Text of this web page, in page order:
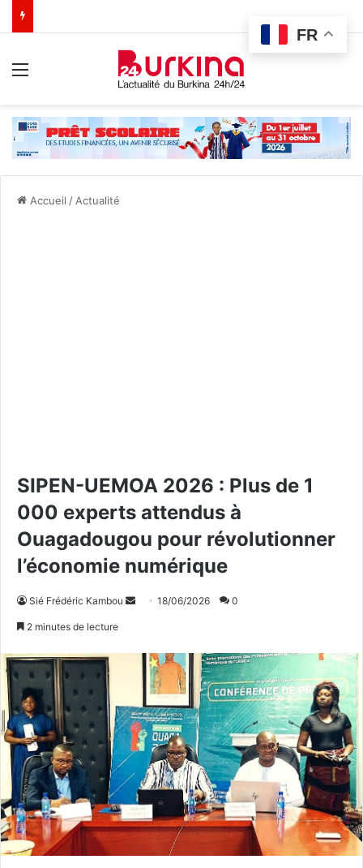
Accueil / Actualité
SIPEN-UEMOA 2026 : Plus de 1
000 experts attendus à
Ouagadougou pour révolutionner
l’économie numérique
Sié Frédéric Kambou
r
u
n
o
u
r
r
18/06/2026 0
2 minutes de lecture
FR